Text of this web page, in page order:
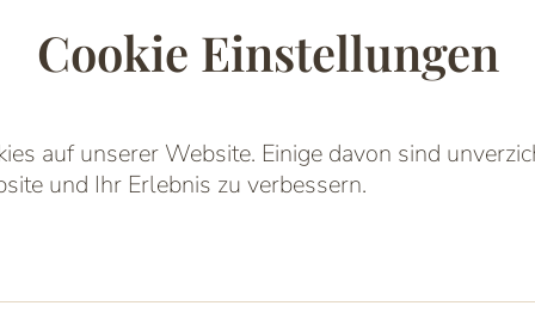
Einleitung
Sie sich für
Cookie Einstellungen
auf unserer Website. Einige davon sind
und Ihr Erlebnis zu verbessern.